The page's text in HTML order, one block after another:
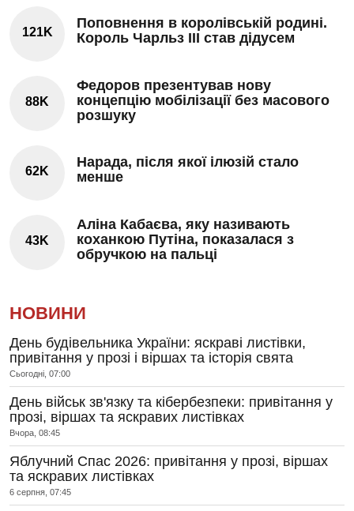
121K
Поповнення в королівській родині.
Король Чарльз III став дідусем
88K
Федоров презентував нову
концепцію мобілізації без масового
розшуку
62K
Нарада, після якої ілюзій стало
менше
43K
Аліна Кабаєва, яку називають
коханкою Путіна, показалася з
обручкою на пальці
НОВИНИ
День будівельника України: яскраві листівки,
привітання у прозі і віршах та історія свята
Сьогодні, 07:00
День військ зв'язку та кібербезпеки: привітання у
прозі, віршах та яскравих листівках
Вчора, 08:45
Яблучний Спас 2026: привітання у прозі, віршах
та яскравих листівках
6 серпня, 07:45